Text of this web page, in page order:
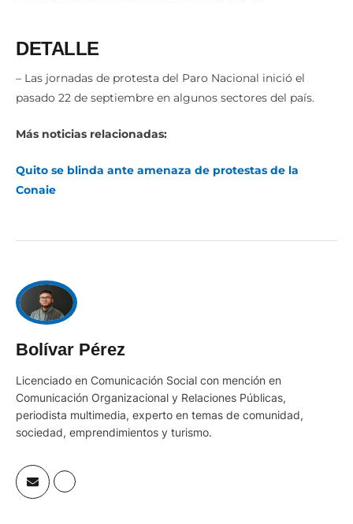
DETALLE
– Las jornadas de protesta del Paro Nacional inició el
pasado 22 de septiembre en algunos sectores del país.
Más noticias relacionadas:
Quito se blinda ante amenaza de protestas de la
Conaie
Bolívar Pérez
Licenciado en Comunicación Social con mención en
Comunicación Organizacional y Relaciones Públicas,
periodista multimedia, experto en temas de comunidad,
sociedad, emprendimientos y turismo.